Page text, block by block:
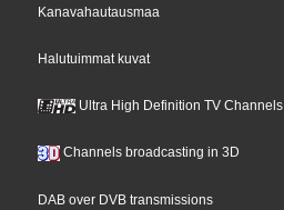
Kanavahautausmaa
Halutuimmat kuvat
Ultra High Definition TV Channels
Channels broadcasting in 3D
DAB over DVB transmissions